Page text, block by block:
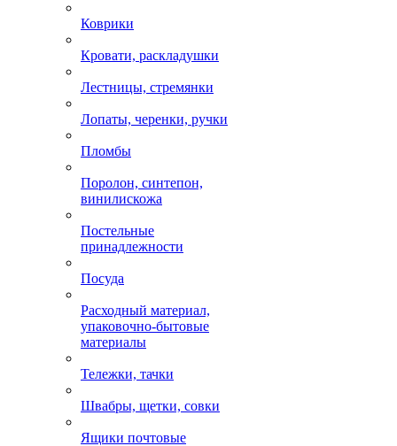
Коврики
Кровати, раскладушки
Лестницы, стремянки
Лопаты, черенки, ручки
Пломбы
Поролон, синтепон,
винилискожа
Постельные
принадлежности
Посуда
Расходный материал,
упаковочно-бытовые
материалы
Тележки, тачки
Швабры, щетки, совки
Ящики почтовые